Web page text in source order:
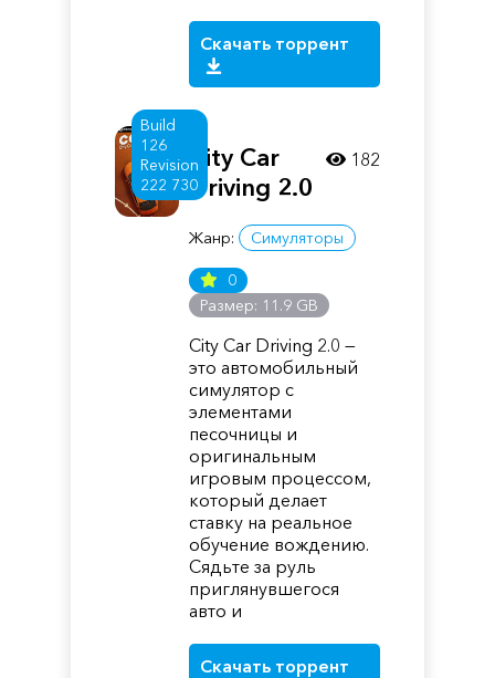
Скачать торрент
Build
126
Revision
222 730
City Car
Driving 2.0
Жанр: Симуляторы
0
Размер: 11.9 GB
City Car Driving 2.0 —
это автомобильный
симулятор с
элементами
песочницы и
оригинальным
игровым процессом,
который делает
ставку на реальное
обучение вождению.
Сядьте за руль
приглянувшегося
авто и
Скачать торрент
182